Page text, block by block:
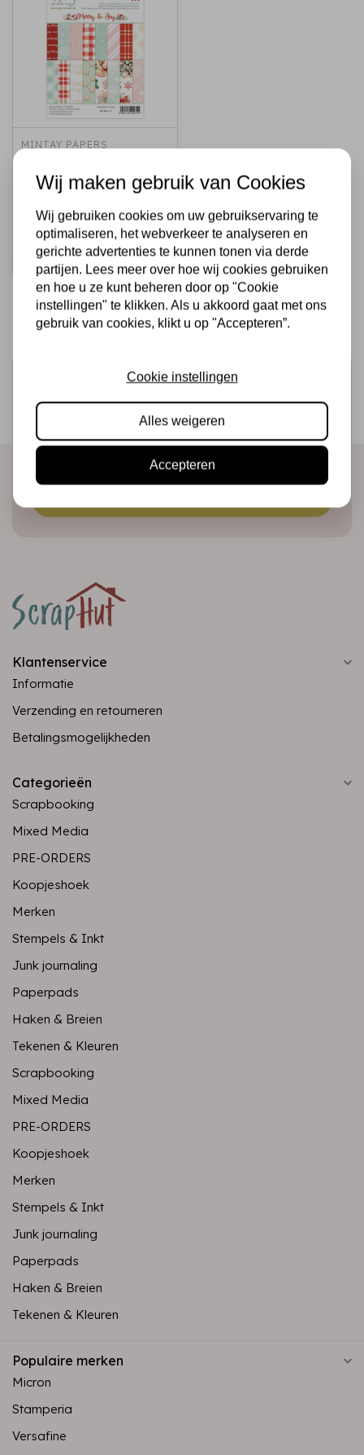
MINTAY PAPERS
PAPER PAD -
MERRY & JOY
€9,95 Op voorraad
Snel toevoegen
Schrijf je in voor de nieuwsbrief
Ontvang als eerste onze actie en nieuwe producten
Klantenservice
Informatie
Verzending en retourneren
Betalingsmogelijkheden
Categorieën
Scrapbooking
Mixed Media
PRE-ORDERS
Koopjeshoek
Merken
Stempels & Inkt
Junk journaling
Paperpads
Haken & Breien
Tekenen & Kleuren
Scrapbooking
Mixed Media
PRE-ORDERS
Koopjeshoek
Merken
Stempels & Inkt
Junk journaling
Paperpads
Haken & Breien
Tekenen & Kleuren
Populaire merken
Micron
Stamperia
Versafine
Wij maken gebruik van Cookies
Wij gebruiken cookies om uw gebruikservaring te
optimaliseren, het webverkeer te analyseren en
gerichte advertenties te kunnen tonen via derde
partijen. Lees meer over hoe wij cookies gebruiken
en hoe u ze kunt beheren door op "Cookie
instellingen" te klikken. Als u akkoord gaat met ons
gebruik van cookies, klikt u op "Accepteren”.
Cookie instellingen
Alles weigeren
Accepteren